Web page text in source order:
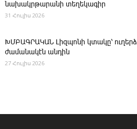
նախակրթարանի տեղեկագիր
31 Հուլիս 2026
ԽՄԲԱԳՐԱԿԱՆ ­Լիզպոնի կտակը՝ ուղերձ
ժամանակէն անդին
27 Հուլիս 2026